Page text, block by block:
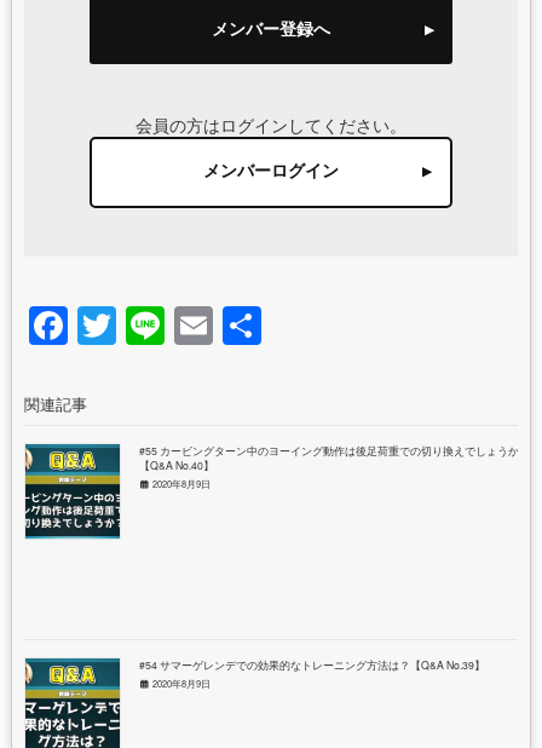
メンバー登録へ
会員の方はログインしてください。
メンバーログイン
Facebook
Twitter
LineEmail
共
関連記事
#55 カービングターン中のヨーイング動作は後足荷重での切り換えでしょうか？
【Q&A No.40】
2020年8月9日
#54 サマーゲレンデでの効果的なトレーニング方法は？【Q&A No.39】
2020年8月9日